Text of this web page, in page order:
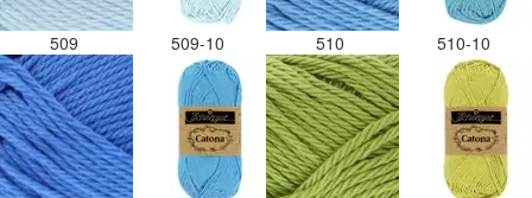
509 509-10 510 510-10